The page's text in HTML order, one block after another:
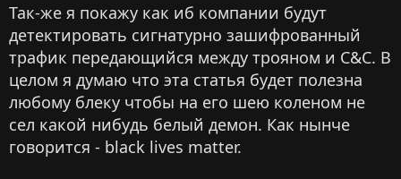
Так-же я покажу как иб компании будут
детектировать сигнатурно зашифрованный
трафик передающийся между трояном и C&C. В
целом я думаю что эта статья будет полезна
любому блеку чтобы на его шею коленом не
сел какой нибудь белый демон. Как нынче
говорится - black lives matter.